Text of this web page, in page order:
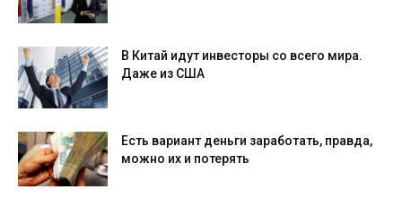
В Китай идут инвесторы со всего мира.
Даже из США
Есть вариант деньги заработать, правда,
можно их и потерять